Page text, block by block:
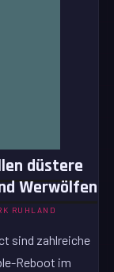
düstere
Werwölfen
RUHLAND
sind zahlreiche
Reboot im